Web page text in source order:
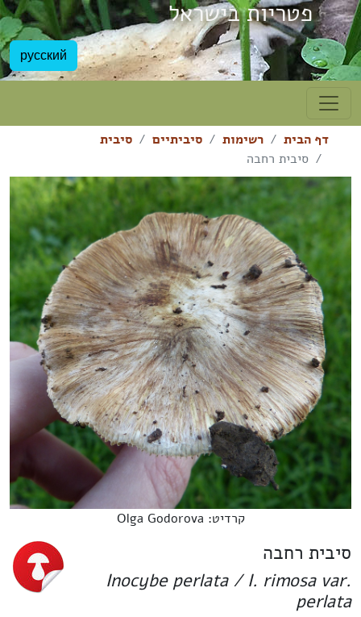
פטריות בישראל
русский
דף הבית רשימות סיביתיים
סיבית
סיבית רחבה
קרדיט: Olga Godorova
סיבית רחבה
Inocybe perlata / I. rimosa var.
perlata